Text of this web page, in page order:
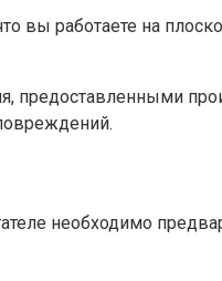
вы работаете на
предоставленными
необходимо